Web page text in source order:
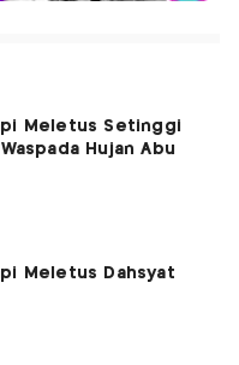
Meletus Setinggi
Hujan Abu
Meletus Dahsyat